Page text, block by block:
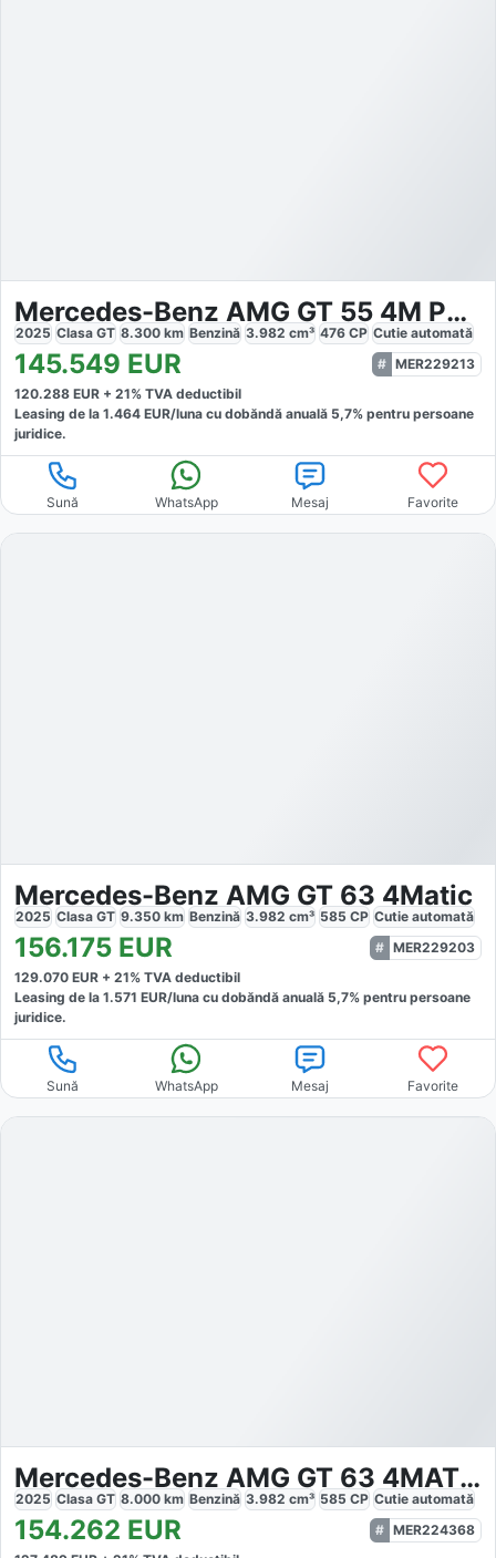
Mercedes-Benz AMG GT 55 4M PREMIUM
2025 Clasa GT 8.300 km Benzină 3.982 cm³ 476 CP Cutie automată
145.549 EUR
MER229213
120.288 EUR + 21% TVA deductibil
Leasing de la 1.464 EUR/luna cu dobăndă anuală 5,7% pentru persoane
juridice.
Sună WhatsApp Mesaj Favorite
Mercedes-Benz AMG GT 63 4Matic
2025 Clasa GT 9.350 km Benzină 3.982 cm³ 585 CP Cutie automată
156.175 EUR
MER229203
129.070 EUR + 21% TVA deductibil
Leasing de la 1.571 EUR/luna cu dobăndă anuală 5,7% pentru persoane
juridice.
Sună WhatsApp Mesaj Favorite
Mercedes-Benz AMG GT 63 4MATIC Coupé
2025 Clasa GT 8.000 km Benzină 3.982 cm³ 585 CP Cutie automată
154.262 EUR
MER224368